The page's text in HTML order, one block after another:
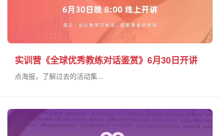
实训营《全球优秀教练对话鉴赏》6月30日开讲
点海报，了解过去的活动集...